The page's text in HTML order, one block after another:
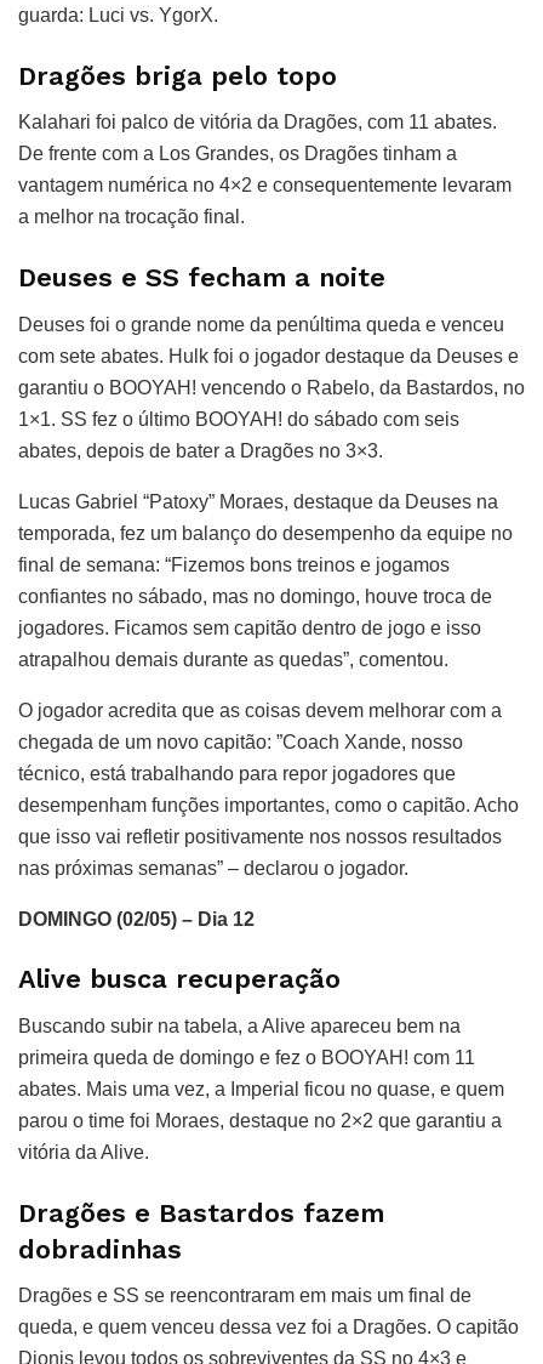
guarda: Luci vs. YgorX.
Dragões briga pelo topo
Kalahari foi palco de vitória da Dragões, com 11 abates.
De frente com a Los Grandes, os Dragões tinham a
vantagem numérica no 4×2 e consequentemente levaram
a melhor na trocação final.
Deuses e SS fecham a noite
Deuses foi o grande nome da penúltima queda e venceu
com sete abates. Hulk foi o jogador destaque da Deuses e
garantiu o BOOYAH! vencendo o Rabelo, da Bastardos, no
1×1. SS fez o último BOOYAH! do sábado com seis
abates, depois de bater a Dragões no 3×3.
Lucas Gabriel “Patoxy” Moraes, destaque da Deuses na
temporada, fez um balanço do desempenho da equipe no
final de semana: “Fizemos bons treinos e jogamos
confiantes no sábado, mas no domingo, houve troca de
jogadores. Ficamos sem capitão dentro de jogo e isso
atrapalhou demais durante as quedas”, comentou.
O jogador acredita que as coisas devem melhorar com a
chegada de um novo capitão: ”Coach Xande, nosso
técnico, está trabalhando para repor jogadores que
desempenham funções importantes, como o capitão. Acho
que isso vai refletir positivamente nos nossos resultados
nas próximas semanas” – declarou o jogador.
DOMINGO (02/05) – Dia 12
Alive busca recuperação
Buscando subir na tabela, a Alive apareceu bem na
primeira queda de domingo e fez o BOOYAH! com 11
abates. Mais uma vez, a Imperial ficou no quase, e quem
parou o time foi Moraes, destaque no 2×2 que garantiu a
vitória da Alive.
Dragões e Bastardos fazem
dobradinhas
Dragões e SS se reencontraram em mais um final de
queda, e quem venceu dessa vez foi a Dragões. O capitão
Dionis levou todos os sobreviventes da SS no 4×3 e